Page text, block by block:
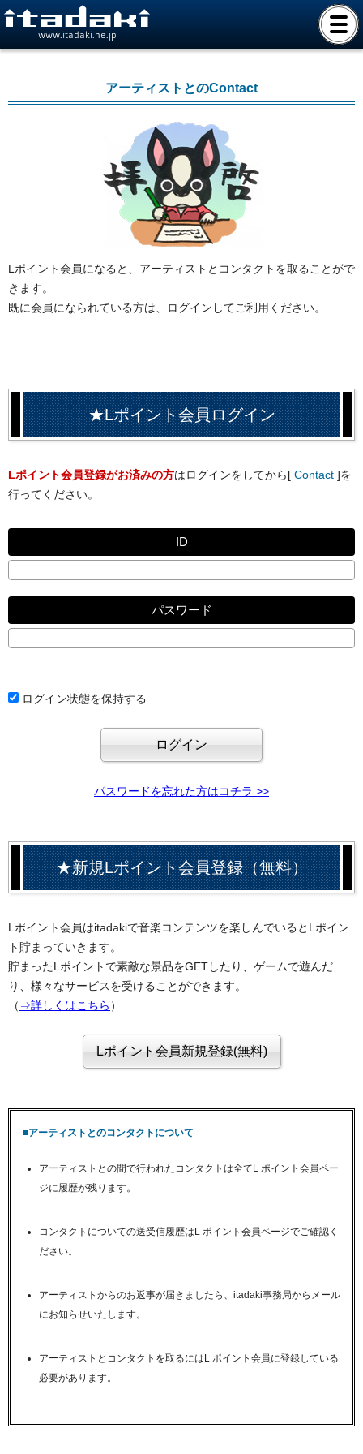
www.itadaki.ne.jp
アーティストとのContact
Lポイント会員になると、アーティストとコンタクトを取ることがで
きます。
既に会員になられている方は、ログインしてご利用ください。
★Lポイント会員ログイン
Lポイント会員登録がお済みの方はログインをしてから[ Contact ]を
行ってください。
ID
パスワード
ログイン状態を保持する
パスワードを忘れた方はコチラ >>
★新規Lポイント会員登録（無料）
Lポイント会員はitadakiで音楽コンテンツを楽しんでいるとLポイン
ト貯まっていきます。
貯まったLポイントで素敵な景品をGETしたり、ゲームで遊んだ
り、様々なサービスを受けることができます。
（ ⇒詳しくはこちら ）
■アーティストとのコンタクトについて
アーティストとの間で行われたコンタクトは全てL ポイント会員ペー
ジに履歴が残ります。
コンタクトについての送受信履歴はL ポイント会員ページでご確認く
ださい。
アーティストからのお返事が届きましたら、itadaki事務局からメール
にお知らせいたします。
アーティストとコンタクトを取るにはL ポイント会員に登録している
必要があります。